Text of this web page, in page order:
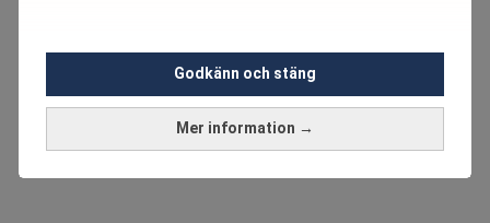
Mer information →
Godkänn och stäng